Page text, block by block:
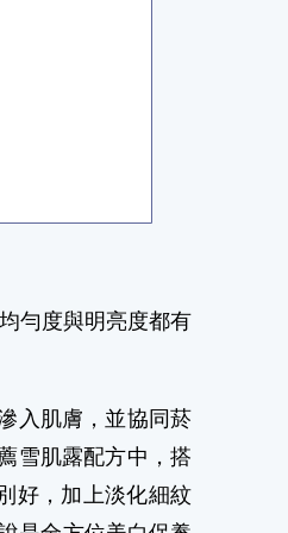
勻度與明亮度都有
入肌膚，並協同菸
雪肌露配方中，搭
好，加上淡化細紋